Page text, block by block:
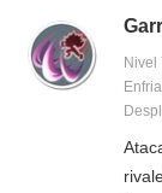
Nivel